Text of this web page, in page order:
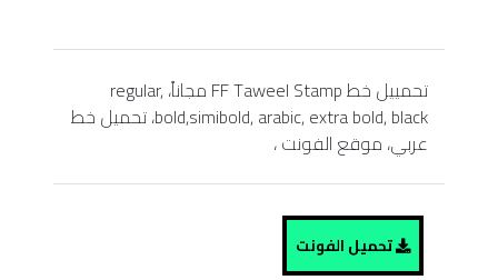
تحمييل خط FF Taweel Stamp مجاناً، regular,
bold,simibold, arabic, extra bold, black، تحميل خط
عربي، موقع الفونت ،
تحميل الفونت